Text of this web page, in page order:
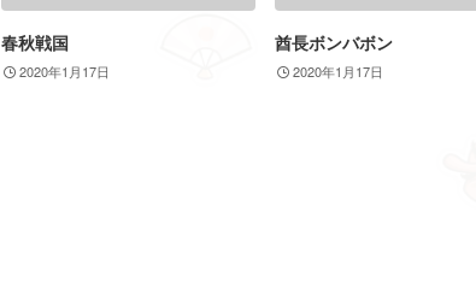
春秋戦国
2020年1月17日
酋長ボンバボン
2020年1月17日